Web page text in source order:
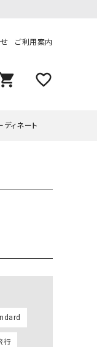
ご利用案内
favorite_outline
HUMS（ハムズ）
10t'ena (トテナ)
ディネート
行